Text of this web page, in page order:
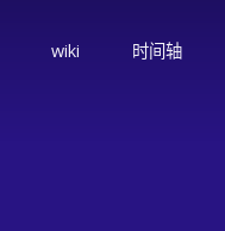
wiki 时间轴